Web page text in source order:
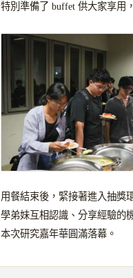
特別準備了 buffet 供大家享用
用餐結束後，緊接著進入抽獎
學弟妹互相認識、分享經驗的
本次研究嘉年華圓滿落幕。